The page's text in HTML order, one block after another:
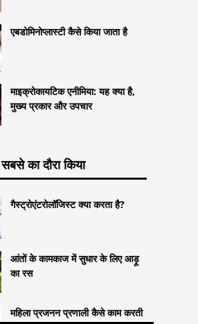
एबडोमिनोप्लास्टी कैसे किया जाता है
माइक्रोकायटिक एनीमिया: यह क्या है,
मुख्य प्रकार और उपचार
सबसे का दौरा किया
गैस्ट्रोएंटरोलॉजिस्ट क्या करता है?
आंतों के कामकाज में सुधार के लिए आड़ू
का रस
महिला प्रजनन प्रणाली कैसे काम करती